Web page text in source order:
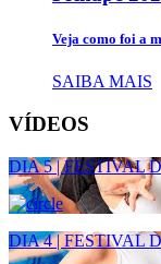
Veja como foi a
SAIBA MAIS
VÍDEOS
DIA 5 | FESTIVAL
DIA 4 | FESTIVAL